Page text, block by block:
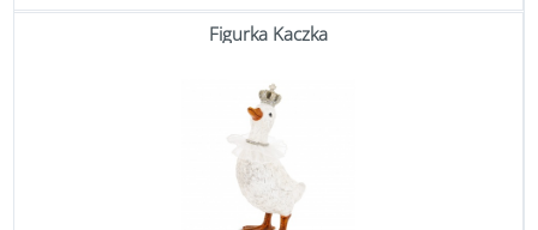
Figurka Kaczka